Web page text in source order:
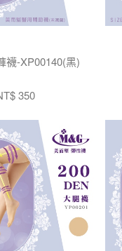
襪-XP00140(黑)
350